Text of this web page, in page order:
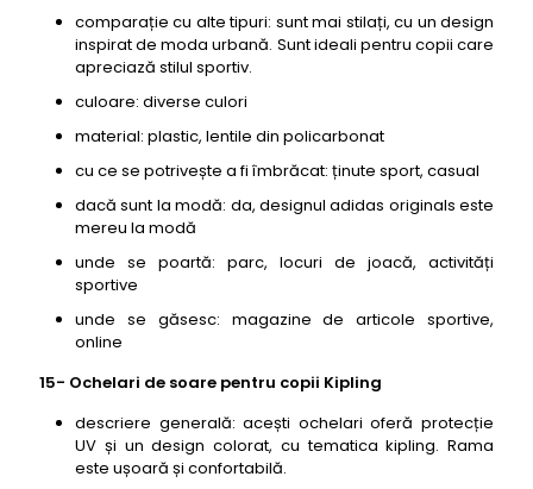
comparație cu alte tipuri: sunt mai stilați, cu un design
inspirat de moda urbană. Sunt ideali pentru copii care
apreciază stilul sportiv.
culoare: diverse culori
material: plastic, lentile din policarbonat
cu ce se potrivește a fi îmbrăcat: ținute sport, casual
dacă sunt la modă: da, designul adidas originals este
mereu la modă
unde se poartă: parc, locuri de joacă, activități
sportive
unde se găsesc: magazine de articole sportive,
online
15- Ochelari de soare pentru copii Kipling
descriere generală: acești ochelari oferă protecție
UV și un design colorat, cu tematica kipling. Rama
este ușoară și confortabilă.